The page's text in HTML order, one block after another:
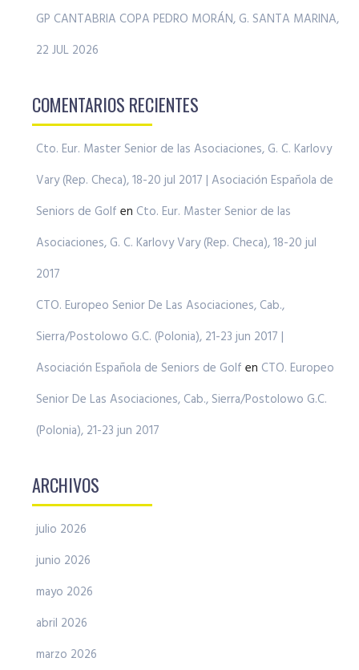
GP CANTABRIA COPA PEDRO MORÁN, G. SANTA MARINA,
22 JUL 2026
COMENTARIOS RECIENTES
Cto. Eur. Master Senior de las Asociaciones, G. C. Karlovy
Vary (Rep. Checa), 18-20 jul 2017 | Asociación Española de
Seniors de Golf en Cto. Eur. Master Senior de las
Asociaciones, G. C. Karlovy Vary (Rep. Checa), 18-20 jul
2017
CTO. Europeo Senior De Las Asociaciones, Cab.,
Sierra/Postolowo G.C. (Polonia), 21-23 jun 2017 |
Asociación Española de Seniors de Golf en CTO. Europeo
Senior De Las Asociaciones, Cab., Sierra/Postolowo G.C.
(Polonia), 21-23 jun 2017
ARCHIVOS
julio 2026
junio 2026
mayo 2026
abril 2026
marzo 2026